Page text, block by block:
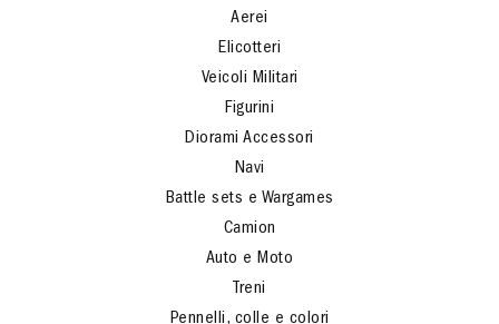
CATEGORIE
Aerei
Elicotteri
Veicoli Militari
Figurini
Diorami Accessori
Navi
Battle sets e Wargames
Camion
Auto e Moto
Treni